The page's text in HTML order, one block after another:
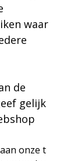
waar
de
gelijk
onze t